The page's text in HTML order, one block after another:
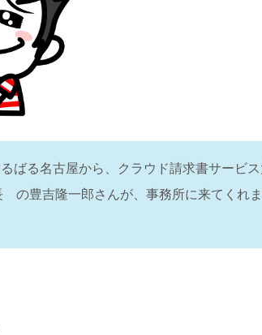
ばる名古屋から、クラウド請求書サービス
の豊吉隆一郎さんが、事務所に来てくれ